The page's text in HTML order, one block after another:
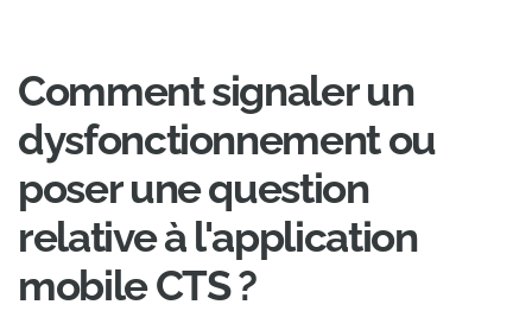
Comment signaler un
dysfonctionnement ou
poser une question
relative à l'application
mobile CTS ?